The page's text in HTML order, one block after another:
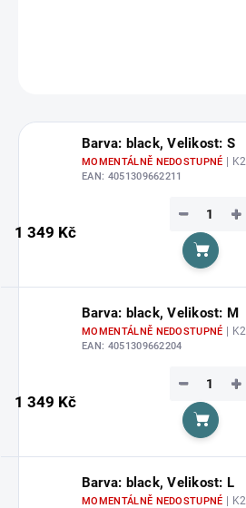
Barva: black, Velikost: S
MOMENTÁLNĚ NEDOSTUPNÉ |
EAN: 4051309662211
1 349 Kč
+
−
Do
Barva: black, Velikost: M
MOMENTÁLNĚ NEDOSTUPNÉ |
EAN: 4051309662204
1 349 Kč
+
−
Do
Barva: black, Velikost: L
MOMENTÁLNĚ NEDOSTUPNÉ |